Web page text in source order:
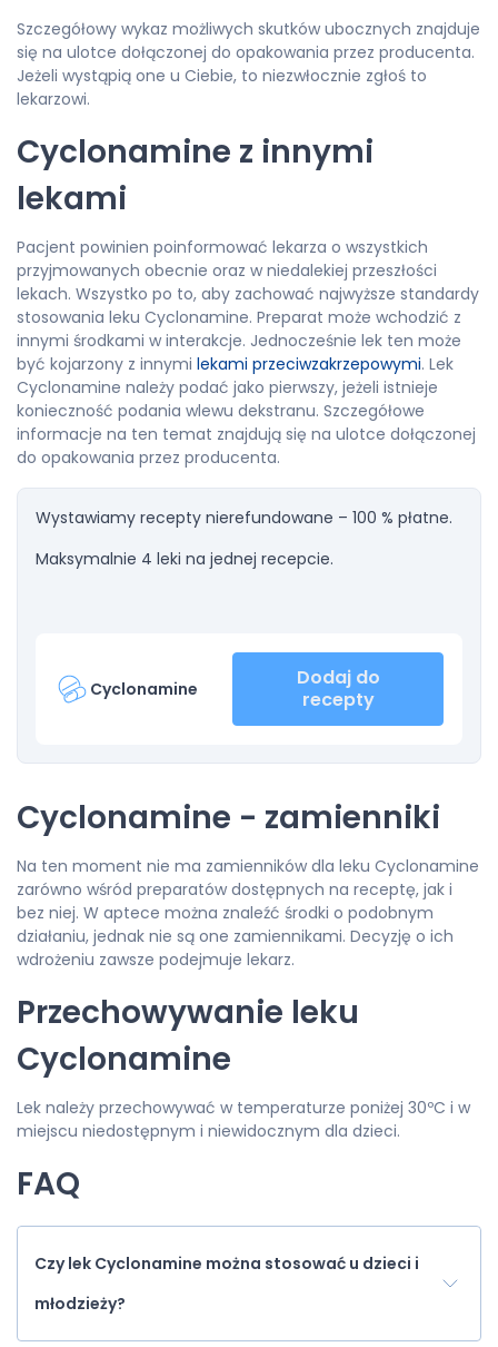
Szczegółowy wykaz możliwych skutków ubocznych znajduje
się na ulotce dołączonej do opakowania przez producenta.
Jeżeli wystąpią one u Ciebie, to niezwłocznie zgłoś to
lekarzowi.
Cyclonamine z innymi
lekami
Pacjent powinien poinformować lekarza o wszystkich
przyjmowanych obecnie oraz w niedalekiej przeszłości
lekach. Wszystko po to, aby zachować najwyższe standardy
stosowania leku Cyclonamine. Preparat może wchodzić z
innymi środkami w interakcje. Jednocześnie lek ten może
być kojarzony z innymi lekami przeciwzakrzepowymi. Lek
Cyclonamine należy podać jako pierwszy, jeżeli istnieje
konieczność podania wlewu dekstranu. Szczegółowe
informacje na ten temat znajdują się na ulotce dołączonej
do opakowania przez producenta.
Wystawiamy recepty nierefundowane – 100 % płatne.
Maksymalnie 4 leki na jednej recepcie.
Cyclonamine
Dodaj do
recepty
Cyclonamine - zamienniki
Na ten moment nie ma zamienników dla leku Cyclonamine
zarówno wśród preparatów dostępnych na receptę, jak i
bez niej. W aptece można znaleźć środki o podobnym
działaniu, jednak nie są one zamiennikami. Decyzję o ich
wdrożeniu zawsze podejmuje lekarz.
Przechowywanie leku
Cyclonamine
Lek należy przechowywać w temperaturze poniżej 30ºC i w
miejscu niedostępnym i niewidocznym dla dzieci.
FAQ
Czy lek Cyclonamine można stosować u dzieci i
młodzieży?